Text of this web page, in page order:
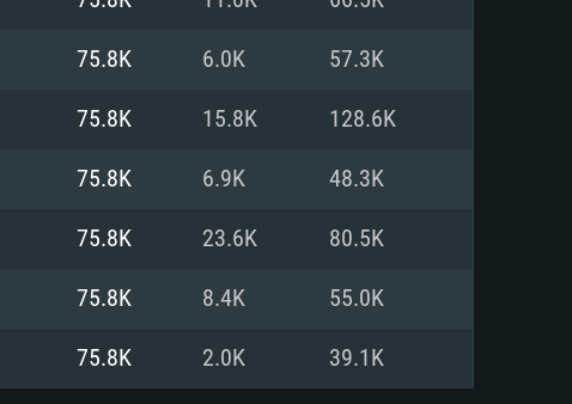
ou mais
com DirectX 11 ou superior;
ou superior, Radeon RX 570
Vega II ou superior com
de banda larga.
de 6 meses) / equivalentes
570) com os drivers mais
de banda larga.
75.8K 6.0K 57.3K
75.8K 15.8K 128.6K
75.8K 6.9K 48.3K
75.8K 23.6K 80.5K
75.8K 8.4K 55.0K
75.8K 2.0K 39.1K